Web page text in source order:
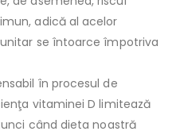
adică al acelor
se întoarce împotriva
în procesul de
vitaminei D limitează
când dieta noastră